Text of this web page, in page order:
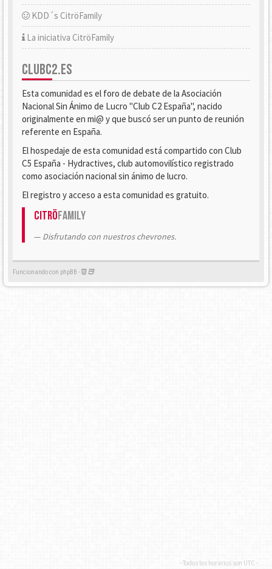
KDD´s CitröFamily
La iniciativa CitröFamily
CLUBC2.ES
Esta comunidad es el foro de debate de la Asociación
Nacional Sin Ánimo de Lucro "Club C2 España", nacido
originalmente en mi@ y que buscó ser un punto de reunión
referente en España.
El hospedaje de esta comunidad está compartido con Club
C5 España - Hydractives, club automovilístico registrado
como asociación nacional sin ánimo de lucro.
El registro y acceso a esta comunidad es gratuito.
CitröFamily
Disfrutando con nuestros chevrones.
Funcionando con phpBB -
- Todos los horarios son UTC -